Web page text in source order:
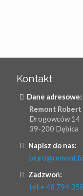
Kontakt
Dane adresowe:
Remont
Drogowców 14
39-200 Dębica
Napisz do nas:
Zadzwoń:
tel:+ 48 794